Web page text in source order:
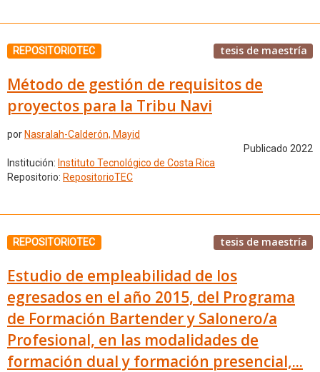
REPOSITORIOTEC tesis de maestría
Método de gestión de requisitos de
proyectos para la Tribu Navi
por Nasralah-Calderón, Mayid
Publicado 2022
Institución: Instituto Tecnológico de Costa Rica
Repositorio: RepositorioTEC
REPOSITORIOTEC tesis de maestría
Estudio de empleabilidad de los
egresados en el año 2015, del Programa
de Formación Bartender y Salonero/a
Profesional, en las modalidades de
formación dual y formación presencial,...